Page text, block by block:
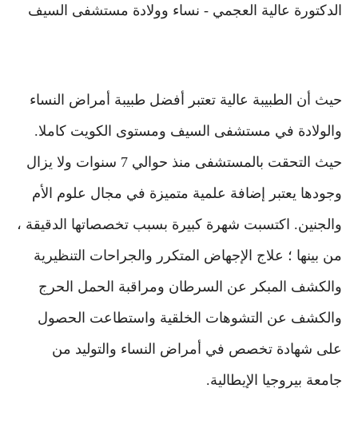
الدكتورة عالية العجمي - نساء وولادة مستشفى السيف
حيث أن الطبيبة عالية تعتبر أفضل طبيبة أمراض النساء
والولادة في مستشفى السيف ومستوى الكويت كاملا.
حيث التحقت بالمستشفى منذ حوالي 7 سنوات ولا يزال
وجودها يعتبر إضافة علمية متميزة في مجال علوم الأم
والجنين. اكتسبت شهرة كبيرة بسبب تخصصاتها الدقيقة ،
من بينها ؛ علاج الإجهاض المتكرر والجراحات التنظيرية
والكشف المبكر عن السرطان ومراقبة الحمل الحرج
والكشف عن التشوهات الخلقية واستطاعت الحصول
على شهادة تخصص في أمراض النساء والتوليد من
جامعة بيروجيا الإيطالية.